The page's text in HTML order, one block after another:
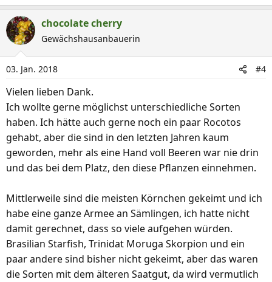
e
a
k
i
o
n
e
n
:
chocolate cherry
Gewächshausanbauerin
03. Jan. 2018 #4
Vielen lieben Dank.
Ich wollte gerne möglichst unterschiedliche Sorten
haben. Ich hätte auch gerne noch ein paar Rocotos
gehabt, aber die sind in den letzten Jahren kaum
geworden, mehr als eine Hand voll Beeren war nie drin
und das bei dem Platz, den diese Pflanzen einnehmen.
Mittlerweile sind die meisten Körnchen gekeimt und ich
habe eine ganze Armee an Sämlingen, ich hatte nicht
damit gerechnet, dass so viele aufgehen würden.
Brasilian Starfish, Trinidat Moruga Skorpion und ein
paar andere sind bisher nicht gekeimt, aber das waren
die Sorten mit dem älteren Saatgut, da wird vermutlich